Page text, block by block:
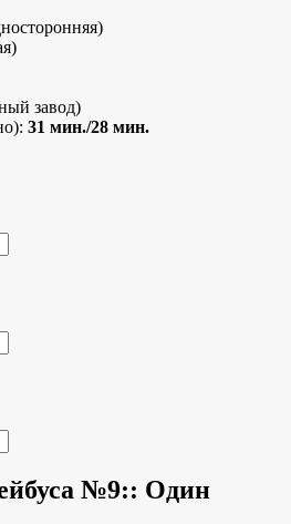
завод)
31 мин./28 мин.
№9:: Один